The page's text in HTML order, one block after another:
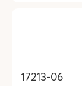
17213-06